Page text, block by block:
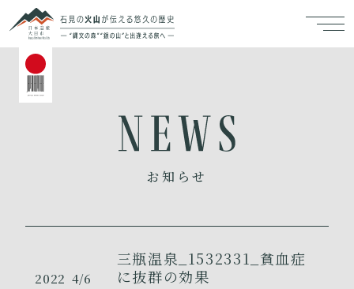
お知らせ
2022 4/6
三瓶温泉_1532331_貧血症
に抜群の効果